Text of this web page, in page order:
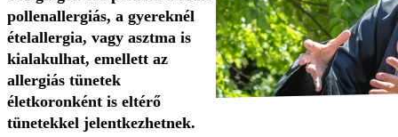
pollenallergiás, a gyereknél
ételallergia, vagy asztma is
kialakulhat, emellett az
allergiás tünetek
életkoronként is eltérő
tünetekkel jelentkezhetnek.